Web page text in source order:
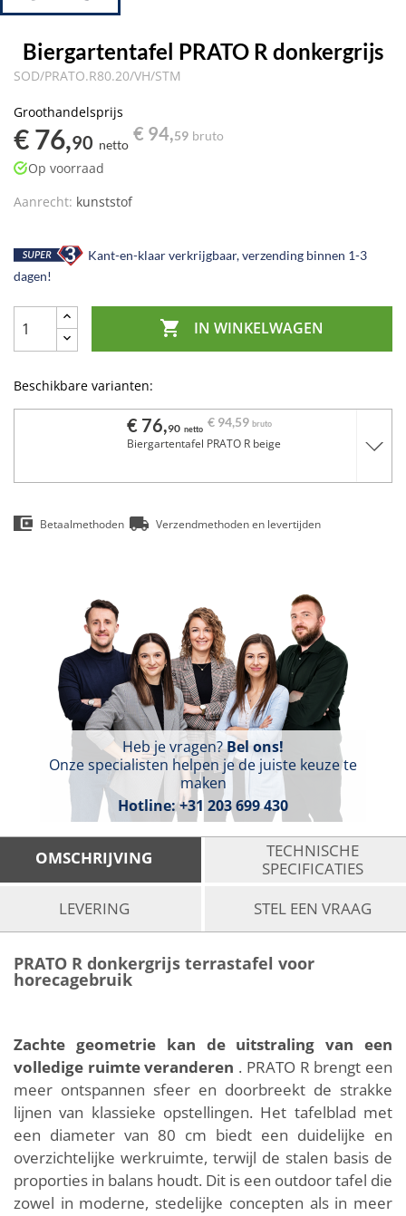
Biergartentafel PRATO R donkergrijs
SOD/PRATO.R80.20/VH/STM
Groothandelsprijs
€ 76,90 netto
€ 94,59 bruto
Op voorraad
Aanrecht: kunststof
Kant-en-klaar verkrijgbaar, verzending binnen 1-3
dagen!
 IN WINKELWAGEN
Beschikbare varianten:
€ 76,90 netto € 94,59 bruto
Biergartentafel PRATO R beige
Betaalmethoden Verzendmethoden en levertijden
Heb je vragen?Bel ons!
Onze specialisten helpen je de juiste keuze te
maken
Hotline:+31 203 699 430
OMSCHRIJVING
TECHNISCHE
SPECIFICATIES
LEVERING
STEL EEN VRAAG
PRATO R donkergrijs terrastafel voor
horecagebruik
Zachte geometrie kan de uitstraling van een
volledige ruimte veranderen . PRATO R brengt een
meer ontspannen sfeer en doorbreekt de strakke
lijnen van klassieke opstellingen. Het tafelblad met
een diameter van 80 cm biedt een duidelijke en
overzichtelijke werkruimte, terwijl de stalen basis de
proporties in balans houdt. Dit is een outdoor tafel die
zowel in moderne, stedelijke concepten als in meer